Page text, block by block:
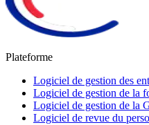
Plateforme
Logiciel de gestion des
Logiciel de gestion de la
Logiciel de gestion de la
Logiciel de revue du